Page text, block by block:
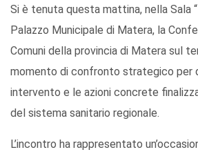
Si è tenuta questa mattina, nella Sala
Palazzo Municipale di Matera, la
Comuni della provincia di Matera sul
momento di confronto strategico per
intervento e le azioni concrete
del sistema sanitario regionale.
L’incontro ha rappresentato